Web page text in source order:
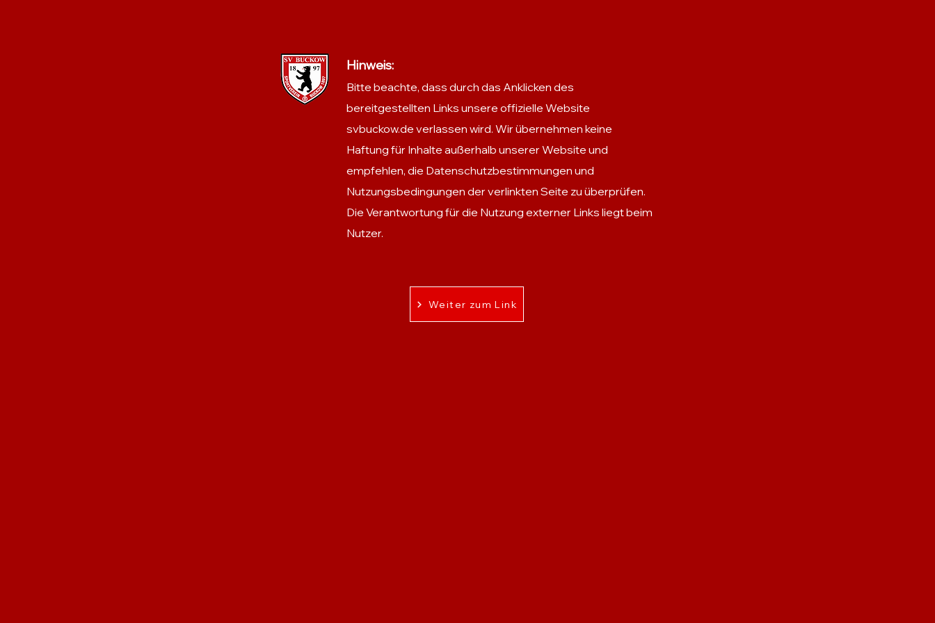
Hinweis:
Bitte beachte, dass durch das Anklicken des
bereitgestellten Links unsere offizielle Website
svbuckow.de verlassen wird. Wir übernehmen keine
Haftung für Inhalte außerhalb unserer Website und
empfehlen, die Datenschutzbestimmungen und
Nutzungsbedingungen der verlinkten Seite zu überprüfen.
Die Verantwortung für die Nutzung externer Links liegt beim
Nutzer.
Weiter zum Link